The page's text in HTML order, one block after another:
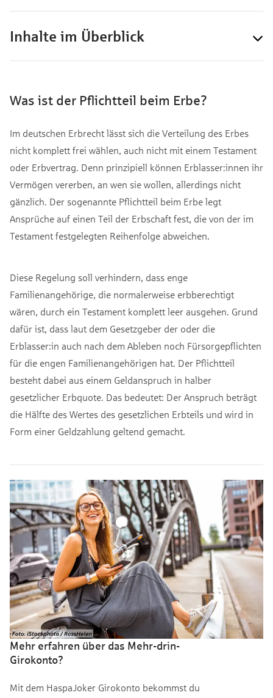
Inhalte im Überblick
Was ist der Pflichtteil beim Erbe?
Im deutschen Erbrecht lässt sich die Verteilung des Erbes
nicht komplett frei wählen, auch nicht mit einem Testament
oder Erbvertrag. Denn prinzipiell können Erblasser:innen ihr
Vermögen vererben, an wen sie wollen, allerdings nicht
gänzlich. Der sogenannte Pflichtteil beim Erbe legt
Ansprüche auf einen Teil der Erbschaft fest, die von der im
Testament festgelegten Reihenfolge abweichen.
Diese Regelung soll verhindern, dass enge
Familienangehörige, die normalerweise erbberechtigt
wären, durch ein Testament komplett leer ausgehen. Grund
dafür ist, dass laut dem Gesetzgeber der oder die
Erblasser:in auch nach dem Ableben noch Fürsorgepflichten
für die engen Familienangehörigen hat. Der Pflichtteil
besteht dabei aus einem Geldanspruch in halber
gesetzlicher Erbquote. Das bedeutet: Der Anspruch beträgt
die Hälfte des Wertes des gesetzlichen Erbteils und wird in
Form einer Geldzahlung geltend gemacht.
Mehr erfahren über das Mehr-drin-
Girokonto?
Mit dem HaspaJoker Girokonto bekommst du